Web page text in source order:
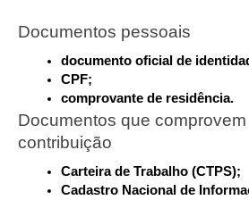
Documentos pessoais
documento oficial de
CPF;
comprovante de residência.
Documentos que
contribuição
Carteira de Trabalho (CTPS);
Cadastro Nacional de